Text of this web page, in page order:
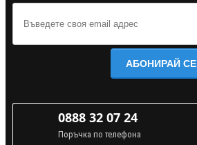
АБОНИРАЙ СЕ
0888 32 07 24
Поръчка по телефона